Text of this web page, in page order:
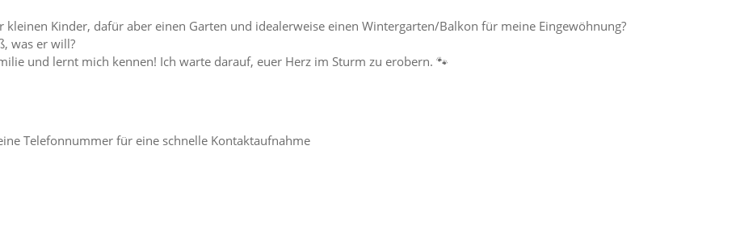
Kinder, dafür aber einen Garten und idealerweise einen Wintergarten/Balkon für meine Eingewöhnung?
was er will?
und lernt mich kennen! Ich warte darauf, euer Herz im Sturm zu erobern. 🐾
Telefonnummer für eine schnelle Kontaktaufnahme